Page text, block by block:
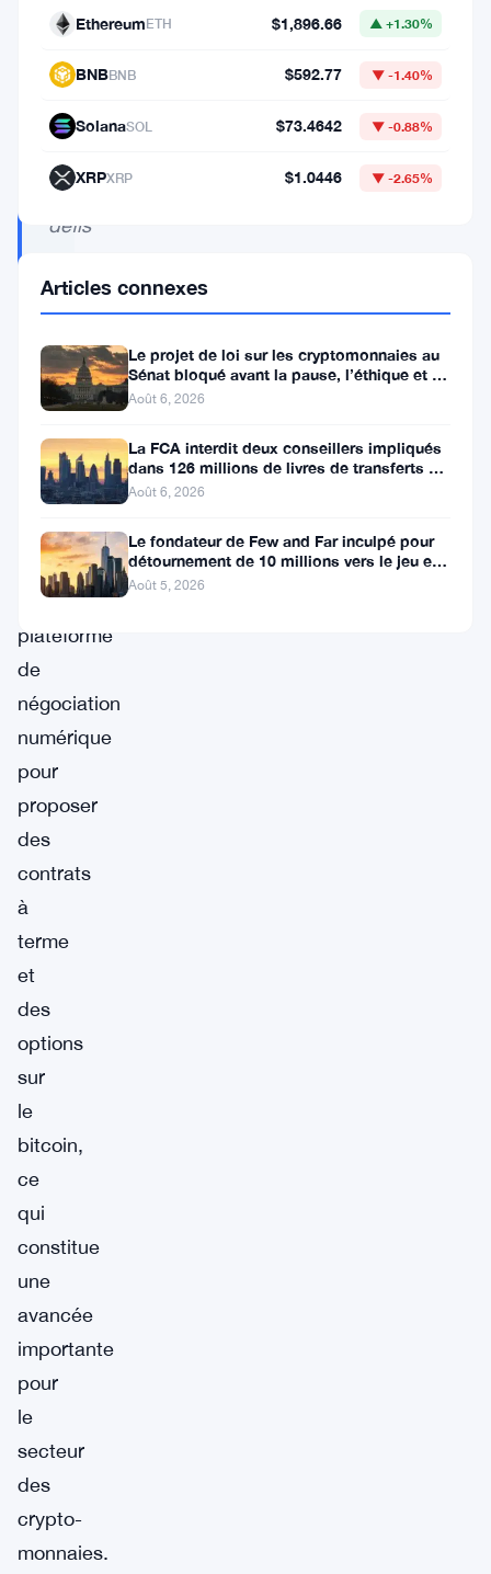
en
la
croissance
les
défis
Bourse
Londres
(LSE)
s’associe
une
plateforme
de
négociation
numérique
pour
proposer
des
contrats
à
terme
et
des
options
sur
le
bitcoin,
ce
qui
constitue
une
avancée
importante
pour
le
secteur
des
crypto-
monnaies.
EthereumETH $1,896.66 ▲ +1.30%
BNBBNB $592.77 ▼ -1.40%
SolanaSOL $73.4642 ▼ -0.88%
XRPXRP $1.0446 ▼ -2.65%
Articles connexes
Le projet de loi sur les cryptomonnaies au
Sénat bloqué avant la pause, l’éthique et le
FBI s’opposent
Août 6, 2026
La FCA interdit deux conseillers impliqués
dans 126 millions de livres de transferts de
retraite
Août 6, 2026
Le fondateur de Few and Far inculpé pour
détournement de 10 millions vers le jeu et
l’immobilier
Août 5, 2026